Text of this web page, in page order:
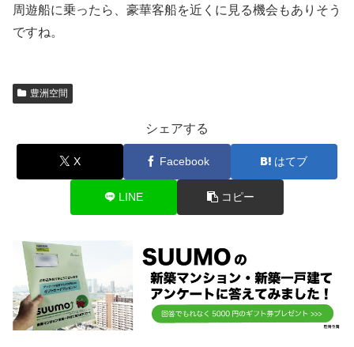
周遊船に乗ったら、豪華客船を近くに見る機会もありそう
ですね。
豊洲空間
シェアする
X Facebook はてブ
LINE コピー